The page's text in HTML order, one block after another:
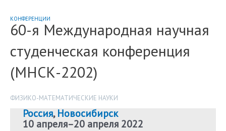
КОНФЕРЕНЦИИ
60-я Международная научная
студенческая конференция
(МНСК-2202)
ФИЗИКО-МАТЕМАТИЧЕСКИЕ НАУКИ
Россия,Новосибирск
10 апреля–20 апреля 2022